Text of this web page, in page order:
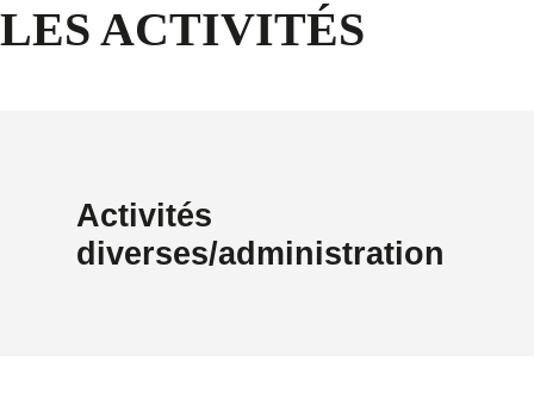
LES ACTIVITÉS
Activités
diverses/administration